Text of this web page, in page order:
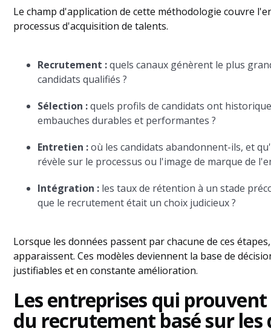
Le champ d'application de cette méthodologie couvre
processus d'acquisition de talents.
Recrutement :quels canaux génèrent le plus
candidats qualifiés ?
Sélection :quels profils de candidats ont
embauches durables et performantes ?
Entretien :où les candidats abandonnent-ils, et
révèle sur le processus ou l'image de marque de
Intégration : les taux de rétention à un stade
que le recrutement était un choix judicieux ?
Lorsque les données passent par chacune de ces
apparaissent. Ces modèles deviennent la base de
justifiables et en constante amélioration.
Les entreprises qui
du recrutement basé sur les